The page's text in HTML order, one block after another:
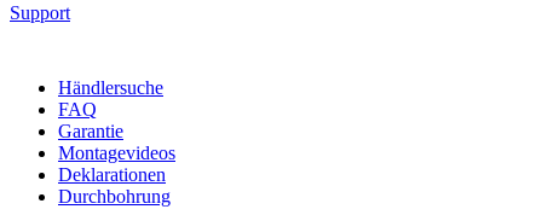
Support
Händlersuche
FAQ
Garantie
Montagevideos
Deklarationen
Durchbohrung